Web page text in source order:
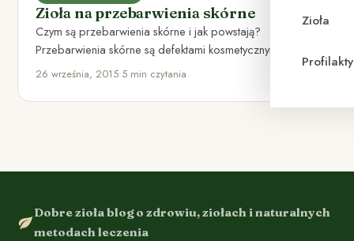
Zioła
Zioła na przebarwienia skórne
Czym są przebarwienia skórne i jak powstają?
Przebarwienia skórne są defektami kosmetycznymi, które
powoduje nadprodukcja melaniny. Nadprodukcję tej…
26 września, 2015•5 min czytania
Dobre zioła blog o zdrowiu, ziołach i naturalnych
metodach leczenia